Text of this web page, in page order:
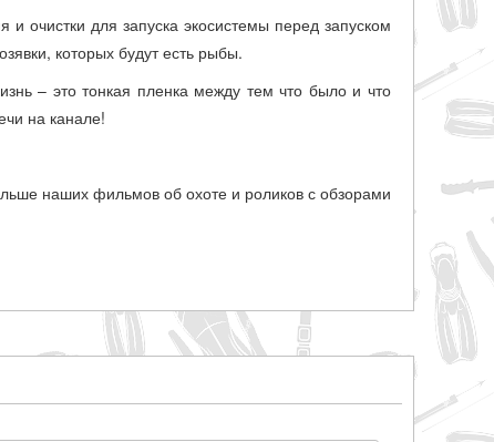
очистки для запуска экосистемы перед запуском
которых будут есть рыбы.
– это тонкая пленка между тем что было и что
на канале!
наших фильмов об охоте и роликов с обзорами